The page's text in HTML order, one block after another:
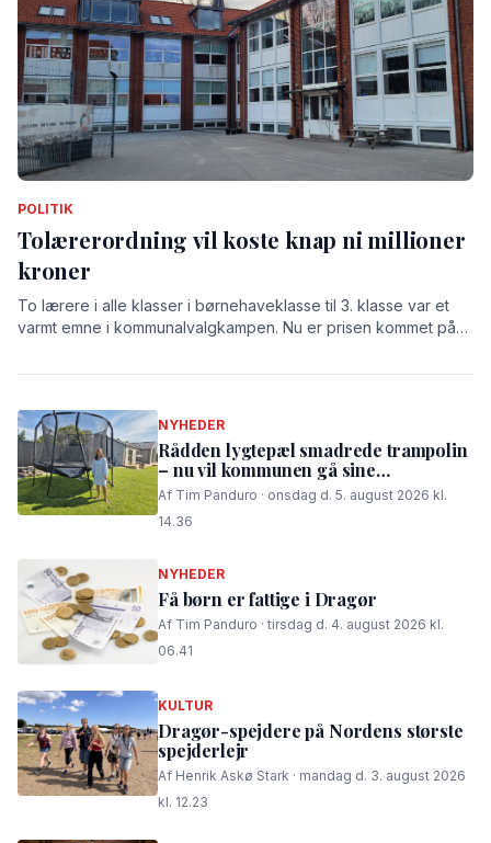
POLITIK
Tolærerordning vil koste knap ni millioner
kroner
To lærere i alle klasser i børnehaveklasse til 3. klasse var et
varmt emne i kommunalvalgkampen. Nu er prisen kommet på
NYHEDER
Rådden lygtepæl smadrede trampolin
– nu vil kommunen gå sine
procedurer efter
Af Tim Panduro · onsdag d. 5. august 2026 kl.
14.36
NYHEDER
Få børn er fattige i Dragør
Af Tim Panduro · tirsdag d. 4. august 2026 kl.
06.41
KULTUR
Dragør-spejdere på Nordens største
spejderlejr
Af Henrik Askø Stark · mandag d. 3. august 2026
kl. 12.23